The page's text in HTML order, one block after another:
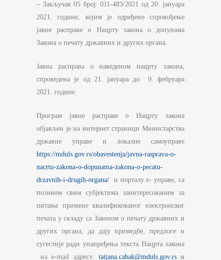
– Закључак 05 број: 011-483/2021 од 20. јануара
2021. године, којим је одређено спровођење
јавне расправе о Нацрту закона о допунама
Закона о печату државних и других органа.
Јавна расправа о наведеном нацрту закона,
спроведена је од 21. јануара до 9. фебруара
2021. године.
Програм јавне расправе о Нацрту закона
објављен је на интернет страници Министарства
државне управе и локалне самоуправе
https://mduls.gov.rs/obavestenja/javna-rasprava-o-
nacrtu-zakona-o-dopunama-zakona-o-pecatu-
drzavnih-i-drugih-organa/ и порталу е- управе, са
позивом свим субјектима заинтересованим за
питање примене квалификованог електронског
печата у складу са Законом о печату државних и
других органа, да дају примедбе, предлоге и
сугестије ради унапређења текста Нацрта закона
на e-mail адресу: tatjana.cabak@mduls.gov.rsи